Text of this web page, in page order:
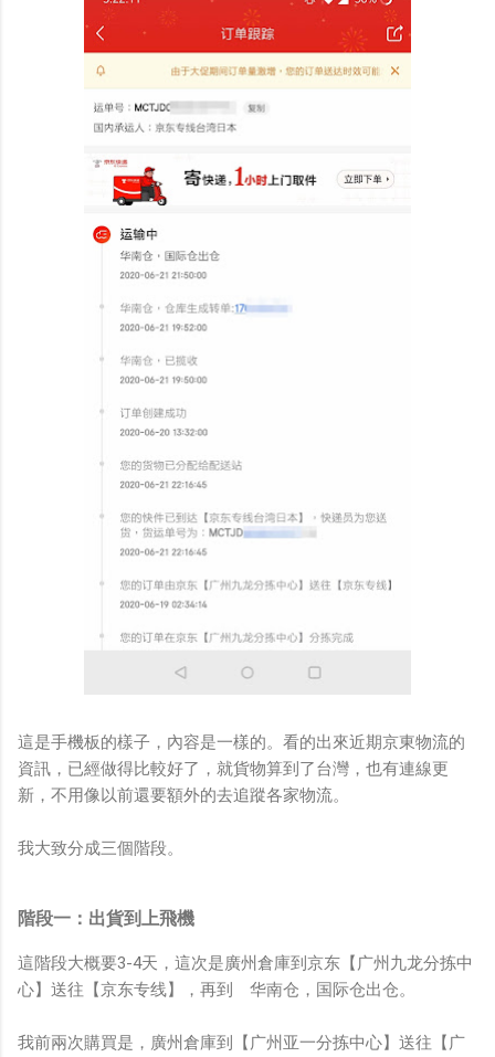
這是手機板的樣子，內容是一樣的。看的出來近期京東物流的
資訊，已經做得比較好了，就貨物算到了台灣，也有連線更
新，不用像以前還要額外的去追蹤各家物流。
我大致分成三個階段。
階段一：出貨到上飛機
這階段大概要3-4天，這次是廣州倉庫到京东【广州九龙分拣中
心】送往【京东专线】，再到 华南仓，国际仓出仓。
我前兩次購買是，廣州倉庫到【广州亚一分拣中心】送往【广